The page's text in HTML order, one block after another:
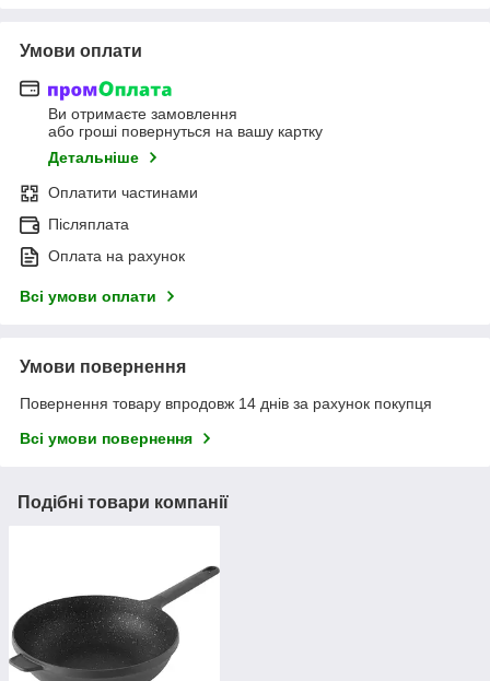
Умови оплати
Ви отримаєте замовлення
або гроші повернуться на вашу картку
Детальніше
Оплатити частинами
Післяплата
Оплата на рахунок
Всі умови оплати
Умови повернення
Повернення товару впродовж 14 днів за рахунок покупця
Всі умови повернення
Подібні товари компанії